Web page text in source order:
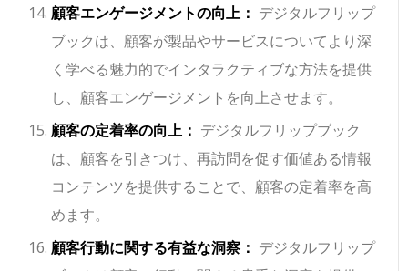
顧客エンゲージメントの向上： デジタルフリップ
ブックは、顧客が製品やサービスについてより深
く学べる魅力的でインタラクティブな方法を提供
し、顧客エンゲージメントを向上させます。
顧客の定着率の向上： デジタルフリップブック
は、顧客を引きつけ、再訪問を促す価値ある情報
コンテンツを提供することで、顧客の定着率を高
めます。
顧客行動に関する有益な洞察： デジタルフリップ